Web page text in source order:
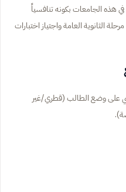
في هذه الجامعات بكونه تنافسياً
الثانوية العامة واجتياز اختبارات
على وضع الطالب (قطري/غير